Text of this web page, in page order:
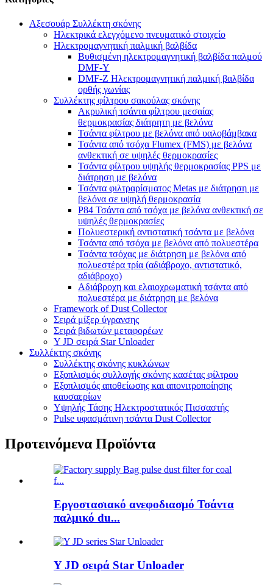
Αξεσουάρ Συλλέκτη σκόνης
Ηλεκτρικά ελεγχόμενο πνευματικό στοιχείο
Ηλεκτρομαγνητική παλμική βαλβίδα
Βυθισμένη ηλεκτρομαγνητική βαλβίδα παλμού
DMF-Y
DMF-Z Ηλεκτρομαγνητική παλμική βαλβίδα
ορθής γωνίας
Συλλέκτης φίλτρου σακούλας σκόνης
Ακρυλική τσάντα φίλτρου μεσαίας
θερμοκρασίας διάτρητη με βελόνα
Τσάντα φίλτρου με βελόνα από υαλοβάμβακα
Τσάντα από τσόχα Flumex (FMS) με βελόνα
ανθεκτική σε υψηλές θερμοκρασίες
Τσάντα φίλτρου υψηλής θερμοκρασίας PPS με
διάτρηση με βελόνα
Τσάντα φιλτραρίσματος Metas με διάτρηση με
βελόνα σε υψηλή θερμοκρασία
P84 Τσάντα από τσόχα με βελόνα ανθεκτική σε
υψηλές θερμοκρασίες
Πολυεστερική αντιστατική τσάντα με βελόνα
Τσάντα από τσόχα με βελόνα από πολυεστέρα
Τσάντα τσόχας με διάτρηση με βελόνα από
πολυεστέρα τρία (αδιάβροχο, αντιστατικό,
αδιάβροχο)
Αδιάβροχη και ελαιοχρωματική τσάντα από
πολυεστέρα με διάτρηση με βελόνα
Framework of Dust Collector
Σειρά μίξερ ύγρανσης
Σειρά βιδωτών μεταφορέων
Y JD σειρά Star Unloader
Συλλέκτης σκόνης
Συλλέκτης σκόνης κυκλώνων
Εξοπλισμός συλλογής σκόνης κασέτας φίλτρου
Εξοπλισμός αποθείωσης και απονιτροποίησης
καυσαερίων
Υψηλής Τάσης Ηλεκτροστατικός Πισσαστής
Pulse υφασμάτινη τσάντα Dust Collector
Προτεινόμενα Προϊόντα
Εργοστασιακό ανεφοδιασμό Τσάντα
παλμικό du...
Y JD σειρά Star Unloader